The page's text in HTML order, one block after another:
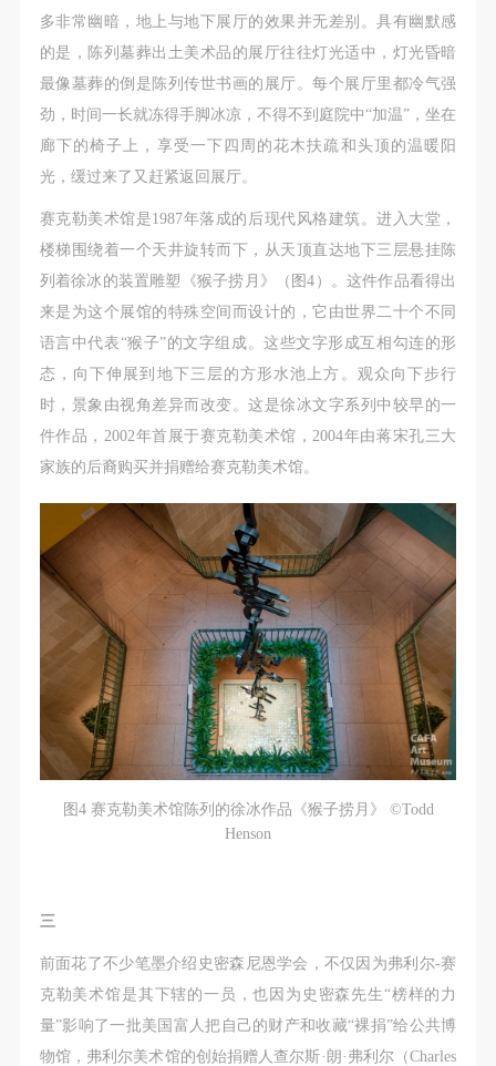
多非常幽暗，地上与地下展厅的效果并无差别。具有幽默感
的是，陈列墓葬出土美术品的展厅往往灯光适中，灯光昏暗
最像墓葬的倒是陈列传世书画的展厅。每个展厅里都冷气强
劲，时间一长就冻得手脚冰凉，不得不到庭院中“加温”，坐在
廊下的椅子上，享受一下四周的花木扶疏和头顶的温暖阳
光，缓过来了又赶紧返回展厅。
赛克勒美术馆是1987年落成的后现代风格建筑。进入大堂，
楼梯围绕着一个天井旋转而下，从天顶直达地下三层悬挂陈
列着徐冰的装置雕塑《猴子捞月》（图4）。这件作品看得出
来是为这个展馆的特殊空间而设计的，它由世界二十个不同
语言中代表“猴子”的文字组成。这些文字形成互相勾连的形
态，向下伸展到地下三层的方形水池上方。观众向下步行
时，景象由视角差异而改变。这是徐冰文字系列中较早的一
件作品，2002年首展于赛克勒美术馆，2004年由蒋宋孔三大
家族的后裔购买并捐赠给赛克勒美术馆。
图4 赛克勒美术馆陈列的徐冰作品《猴子捞月》 ©Todd
Henson
三
前面花了不少笔墨介绍史密森尼恩学会，不仅因为弗利尔-赛
克勒美术馆是其下辖的一员，也因为史密森先生“榜样的力
量”影响了一批美国富人把自己的财产和收藏“裸捐”给公共博
物馆，弗利尔美术馆的创始捐赠人查尔斯·朗·弗利尔（Charles